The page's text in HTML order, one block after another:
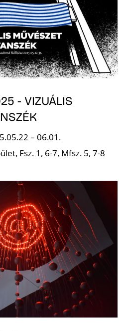
- VIZUÁLIS
– 06.01.
Fsz. 1, 6-7, Mfsz. 5, 7-8